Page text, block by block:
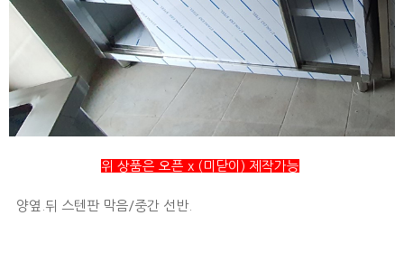
위 상품은 오픈 x (미닫이) 제작가능
양옆.뒤 스텐판 막음/중간 선반.